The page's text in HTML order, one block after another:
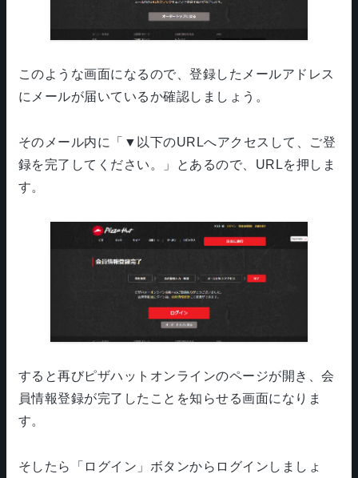
このような画面になるので、登録したメールアドレス
にメールが届いているか確認しましょう。
そのメール内に「▼以下のURLへアクセスして、ご登
録を完了してください。」とあるので、URLを押しま
す。
すると再びピザハットオンラインのページが開き、会
員情報登録が完了したことを知らせる画面になりま
す。
そしたら「ログイン」ボタンからログインしましょ